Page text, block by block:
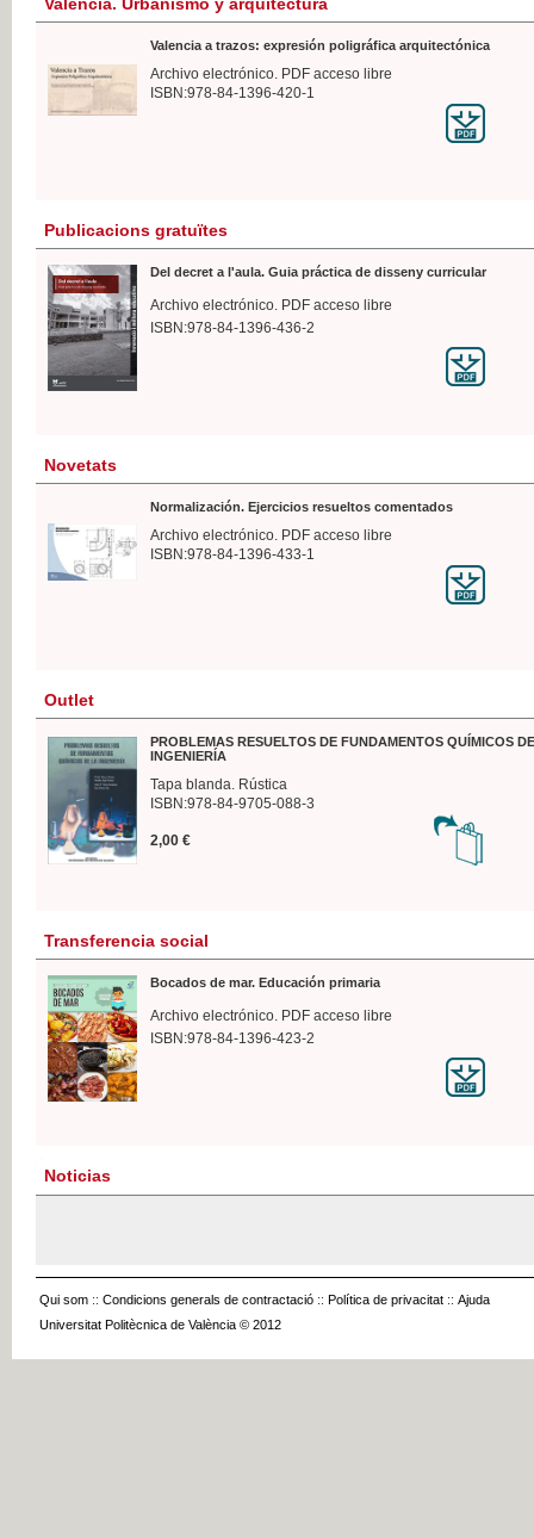
Valencia a trazos: expresión poligráfica arquitectónica
Archivo electrónico. PDF acceso libre
ISBN:978-84-1396-420-1
Publicacions gratuïtes
Del decret a l'aula. Guia práctica de disseny curricular
Archivo electrónico. PDF acceso libre
ISBN:978-84-1396-436-2
Novetats
Normalización. Ejercicios resueltos comentados
Archivo electrónico. PDF acceso libre
ISBN:978-84-1396-433-1
Outlet
PROBLEMAS RESUELTOS DE FUNDAMENTOS QUÍMICOS
INGENIERÍA
Tapa blanda. Rústica
ISBN:978-84-9705-088-3
2,00 €
Transferencia social
Bocados de mar. Educación primaria
Archivo electrónico. PDF acceso libre
ISBN:978-84-1396-423-2
Noticias
Qui som :: Condicions generals de contractació :: Política de privacitat :: Ajuda
Universitat Politècnica de València © 2012